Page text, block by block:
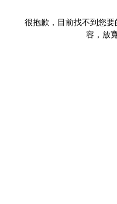
很抱歉，目前找不到您
容，放